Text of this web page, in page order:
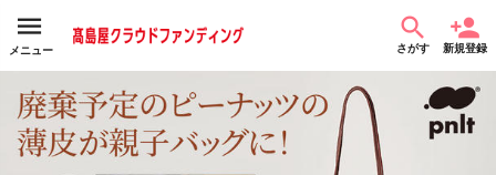
メニュー さがす 新規登録